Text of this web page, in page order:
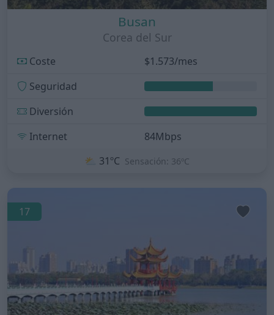
Busan
Corea del Sur
Coste
$1.573/mes
Seguridad
Diversión
Internet
84Mbps
⛅ 31ºC Sensación: 36ºC
17